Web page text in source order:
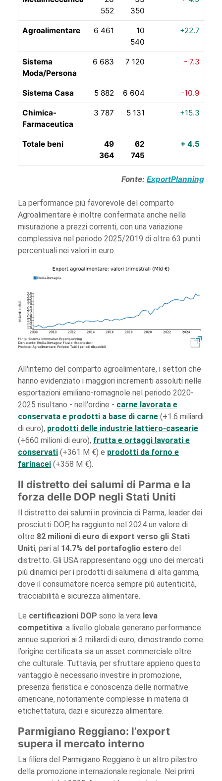
552
350
Agroalimentare 6 461
10
540
+22.7
Sistema
Moda/Persona
6 683 7 120 - 7.3
Sistema Casa 5 882 6 604 -10.9
Chimica-
Farmaceutica
3 787 5 131 +15.3
Totale beni
49
364
62
745
+ 4.5
Fonte: ExportPlanning
La performance più favorevole del comparto
Agroalimentare è inoltre confermata anche nella
misurazione a prezzi correnti, con una variazione
complessiva nel periodo 2025/2019 di oltre 63 punti
percentuali nei valori in euro.
All'interno del comparto agroalimentare, i settori che
hanno evidenziato i maggiori incrementi assoluti nelle
esportazioni emiliano-romagnole nel periodo 2020-
2025 risultano - nell'ordine - carne lavorata e
conservata e prodotti a base di carne (+1.6 miliardi
di euro), prodotti delle industrie lattiero-casearie
(+660 milioni di euro), frutta e ortaggi lavorati e
conservati (+361 M €) e prodotti da forno e
farinacei (+358 M €).
Il distretto dei salumi di Parma e la
forza delle DOP negli Stati Uniti
Il distretto dei salumi in provincia di Parma, leader dei
prosciutti DOP, ha raggiunto nel 2024 un valore di
oltre 82 milioni di euro di export verso gli Stati
Uniti, pari al 14.7% del portafoglio estero del
distretto. Gli USA rappresentano oggi uno dei mercati
più dinamici per i prodotti di salumeria di alta gamma,
dove il consumatore ricerca sempre più autenticità,
tracciabilità e sicurezza alimentare.
Le certificazioni DOP sono la vera leva
competitiva: a livello globale generano performance
annue superiori ai 3 miliardi di euro, dimostrando come
l’origine certificata sia un asset commerciale oltre
che culturale. Tuttavia, per sfruttare appieno questo
vantaggio è necessario investire in promozione,
presenza fieristica e conoscenza delle normative
americane, notoriamente complesse in materia di
etichettatura, dazi e sicurezza alimentare.
Parmigiano Reggiano: l’export
supera il mercato interno
La filiera del Parmigiano Reggiano è un altro pilastro
della promozione internazionale regionale. Nei primi